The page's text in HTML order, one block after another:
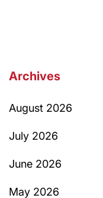
Archives
August 2026
July 2026
June 2026
May 2026